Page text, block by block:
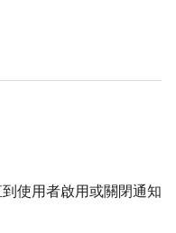
使用者啟用或關閉通知